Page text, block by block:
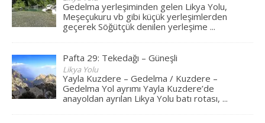
Gedelma yerleşiminden gelen Likya Yolu,
Meşeçukuru vb gibi küçük yerleşimlerden
geçerek Söğütçük denilen yerleşime ...
Pafta 29: Tekedağı – Güneşli
Likya Yolu
Yayla Kuzdere – Gedelma / Kuzdere –
Gedelma Yol ayrımı Yayla Kuzdere’de
anayoldan ayrılan Likya Yolu batı rotası, ...